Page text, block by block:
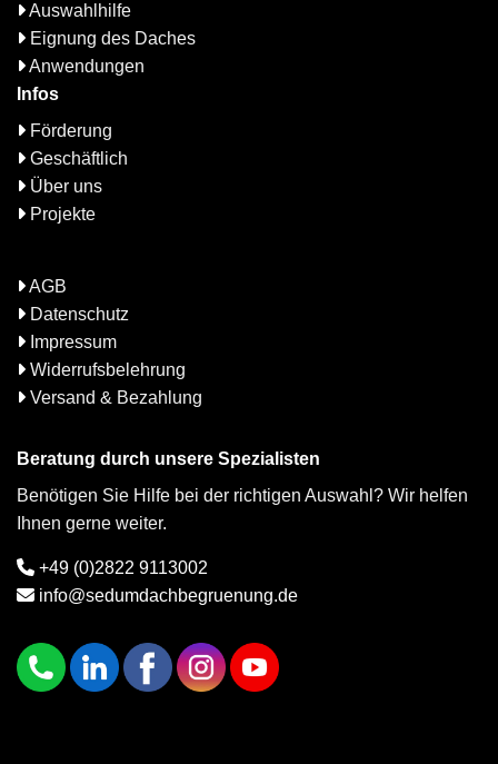
Auswahlhilfe
Eignung des Daches
Anwendungen
Infos
Förderung
Geschäftlich
Über uns
Projekte
AGB
Datenschutz
Impressum
Widerrufsbelehrung
Versand & Bezahlung
Beratung durch unsere Spezialisten
Benötigen Sie Hilfe bei der richtigen Auswahl? Wir helfen
Ihnen gerne weiter.
+49 (0)2822 9113002
info@sedumdachbegruenung.de